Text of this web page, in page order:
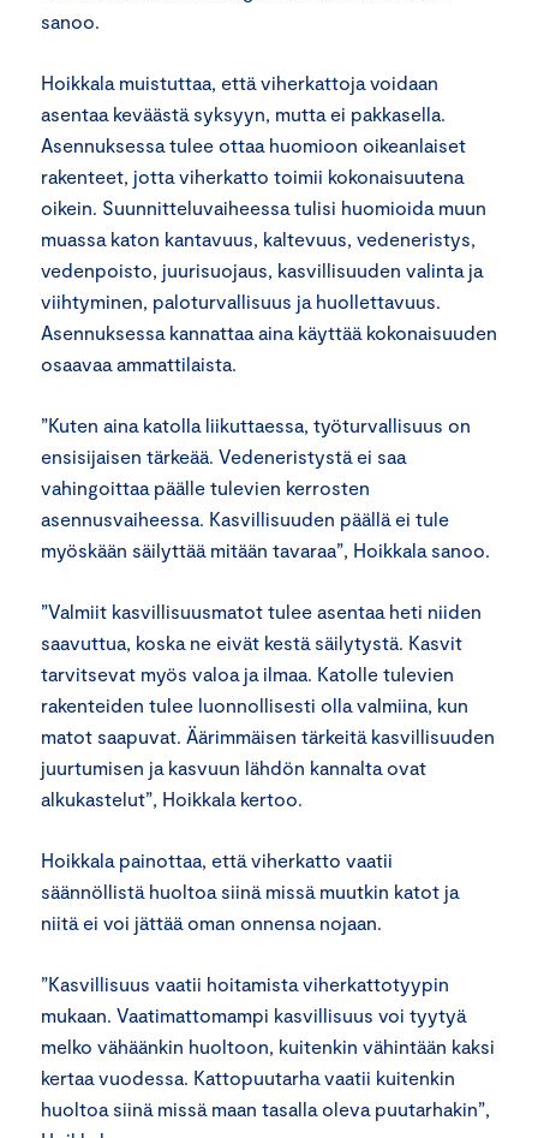
sanoo.
Hoikkala muistuttaa, että viherkattoja voidaan
asentaa keväästä syksyyn, mutta ei pakkasella.
Asennuksessa tulee ottaa huomioon oikeanlaiset
rakenteet, jotta viherkatto toimii kokonaisuutena
oikein. Suunnitteluvaiheessa tulisi huomioida muun
muassa katon kantavuus, kaltevuus, vedeneristys,
vedenpoisto, juurisuojaus, kasvillisuuden valinta ja
viihtyminen, paloturvallisuus ja huollettavuus.
Asennuksessa kannattaa aina käyttää kokonaisuuden
osaavaa ammattilaista.
”Kuten aina katolla liikuttaessa, työturvallisuus on
ensisijaisen tärkeää. Vedeneristystä ei saa
vahingoittaa päälle tulevien kerrosten
asennusvaiheessa. Kasvillisuuden päällä ei tule
myöskään säilyttää mitään tavaraa”, Hoikkala sanoo.
”Valmiit kasvillisuusmatot tulee asentaa heti niiden
saavuttua, koska ne eivät kestä säilytystä. Kasvit
tarvitsevat myös valoa ja ilmaa. Katolle tulevien
rakenteiden tulee luonnollisesti olla valmiina, kun
matot saapuvat. Äärimmäisen tärkeitä kasvillisuuden
juurtumisen ja kasvuun lähdön kannalta ovat
alkukastelut”, Hoikkala kertoo.
Hoikkala painottaa, että viherkatto vaatii
säännöllistä huoltoa siinä missä muutkin katot ja
niitä ei voi jättää oman onnensa nojaan.
”Kasvillisuus vaatii hoitamista viherkattotyypin
mukaan. Vaatimattomampi kasvillisuus voi tyytyä
melko vähäänkin huoltoon, kuitenkin vähintään kaksi
kertaa vuodessa. Kattopuutarha vaatii kuitenkin
huoltoa siinä missä maan tasalla oleva puutarhakin”,